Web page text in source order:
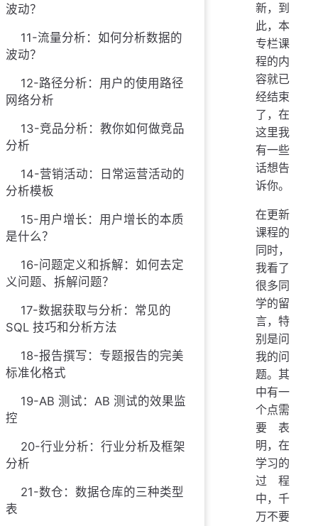
波动？
11-流量分析：如何分析数据的
波动？
12-路径分析：用户的使用路径
网络分析
13-竞品分析：教你如何做竞品
分析
14-营销活动：日常运营活动的
分析模板
15-用户增长：用户增长的本质
是什么？
16-问题定义和拆解：如何去定
义问题、拆解问题？
17-数据获取与分析：常见的
SQL 技巧和分析方法
18-报告撰写：专题报告的完美
标准化格式
19-AB 测试：AB 测试的效果监
控
20-行业分析：行业分析及框架
分析
21-数仓：数据仓库的三种类型
表
新，到
此，本
专栏课
程的内
容就已
经结束
了，在
这里我
有一些
话想告
诉你。
在更新
课程的
同时，
我看了
很多同
学的留
言，特
别是问
我的问
题。其
中有一
个点需
要表
明，在
学习的
过程
中，千
万不要